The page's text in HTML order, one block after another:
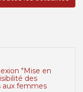
"Mise en
des
aux femmes